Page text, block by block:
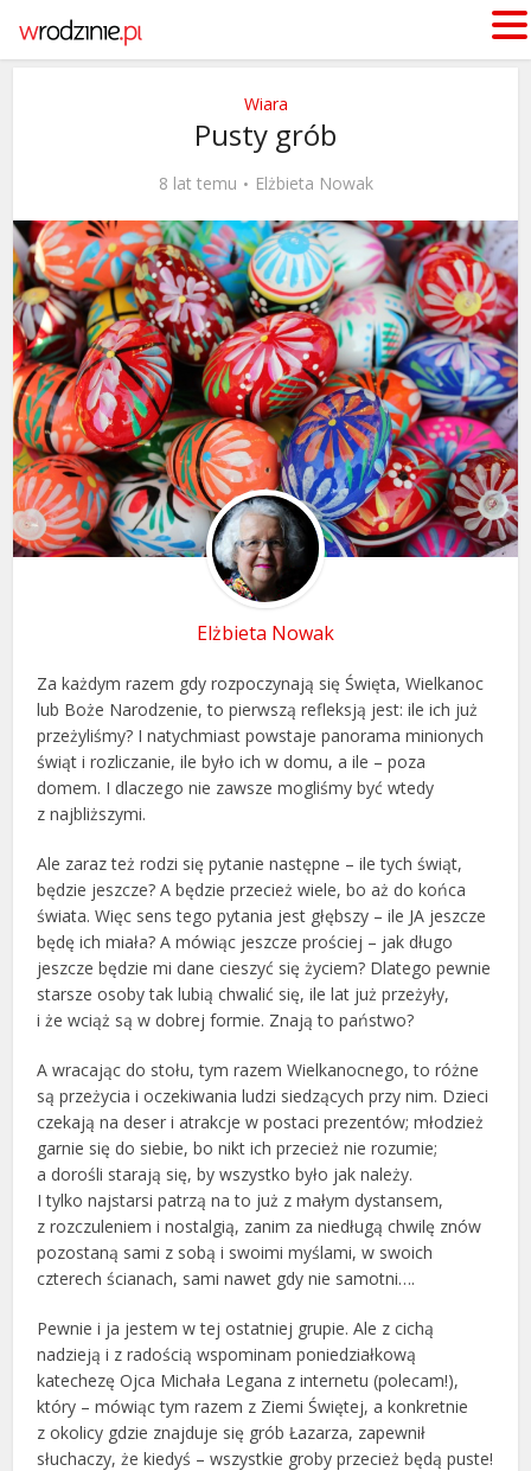
Wiara
Pusty grób
8 lat temu Elżbieta Nowak
Elżbieta Nowak
Za każdym razem gdy rozpoczynają się Święta, Wielkanoc
lub Boże Narodzenie, to pierwszą refleksją jest: ile ich już
przeżyliśmy? I natychmiast powstaje panorama minionych
świąt i rozliczanie, ile było ich w domu, a ile – poza
domem. I dlaczego nie zawsze mogliśmy być wtedy
z najbliższymi.
Ale zaraz też rodzi się pytanie następne – ile tych świąt,
będzie jeszcze? A będzie przecież wiele, bo aż do końca
świata. Więc sens tego pytania jest głębszy – ile JA jeszcze
będę ich miała? A mówiąc jeszcze prościej – jak długo
jeszcze będzie mi dane cieszyć się życiem? Dlatego pewnie
starsze osoby tak lubią chwalić się, ile lat już przeżyły,
i że wciąż są w dobrej formie. Znają to państwo?
A wracając do stołu, tym razem Wielkanocnego, to różne
są przeżycia i oczekiwania ludzi siedzących przy nim. Dzieci
czekają na deser i atrakcje w postaci prezentów; młodzież
garnie się do siebie, bo nikt ich przecież nie rozumie;
a dorośli starają się, by wszystko było jak należy.
I tylko najstarsi patrzą na to już z małym dystansem,
z rozczuleniem i nostalgią, zanim za niedługą chwilę znów
pozostaną sami z sobą i swoimi myślami, w swoich
czterech ścianach, sami nawet gdy nie samotni….
Pewnie i ja jestem w tej ostatniej grupie. Ale z cichą
nadzieją i z radością wspominam poniedziałkową
katechezę Ojca Michała Legana z internetu (polecam!),
który – mówiąc tym razem z Ziemi Świętej, a konkretnie
z okolicy gdzie znajduje się grób Łazarza, zapewnił
słuchaczy, że kiedyś – wszystkie groby przecież będą puste!